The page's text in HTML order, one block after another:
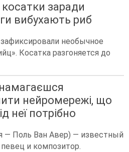
косатки заради
вибухають риб
необычное
Косатка разгоняется до
нейромережі, що
неї потрібно
— Поль Ван Авер) — известный
и композитор.